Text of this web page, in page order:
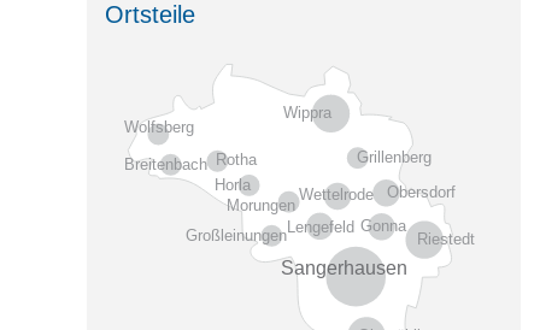
Ortsteile
Riestedt
Gonna
Obersdorf
Grillenberg
Wippra
Wolfsberg
Rotha
Breitenbach
Horla
Morungen
Wettelrode
Lengefeld
Großleinungen
Sangerhausen